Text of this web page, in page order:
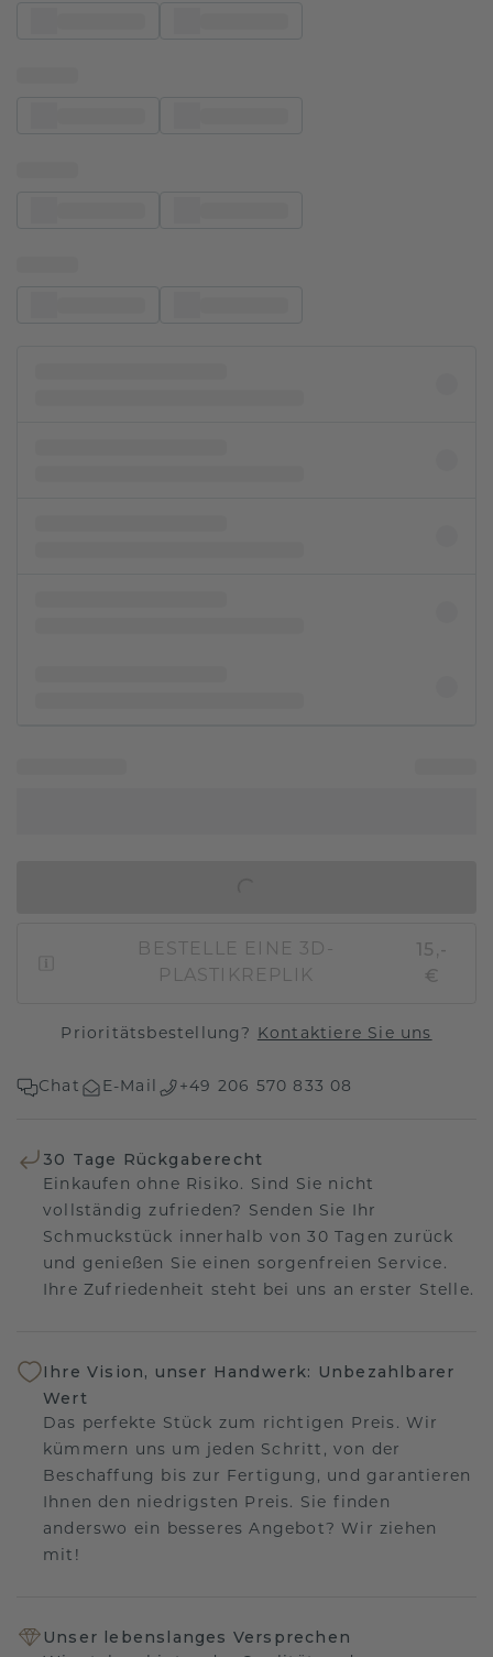
BESTELLE EINE 3D-
PLASTIKREPLIK
15,-
€
Prioritätsbestellung? Kontaktiere Sie uns
Chat E-Mail +49 206 570 833 08
30 Tage Rückgaberecht
Einkaufen ohne Risiko. Sind Sie nicht
vollständig zufrieden? Senden Sie Ihr
Schmuckstück innerhalb von 30 Tagen zurück
und genießen Sie einen sorgenfreien Service.
Ihre Zufriedenheit steht bei uns an erster Stelle.
Ihre Vision, unser Handwerk: Unbezahlbarer
Wert
Das perfekte Stück zum richtigen Preis. Wir
kümmern uns um jeden Schritt, von der
Beschaffung bis zur Fertigung, und garantieren
Ihnen den niedrigsten Preis. Sie finden
anderswo ein besseres Angebot? Wir ziehen
mit!
Unser lebenslanges Versprechen